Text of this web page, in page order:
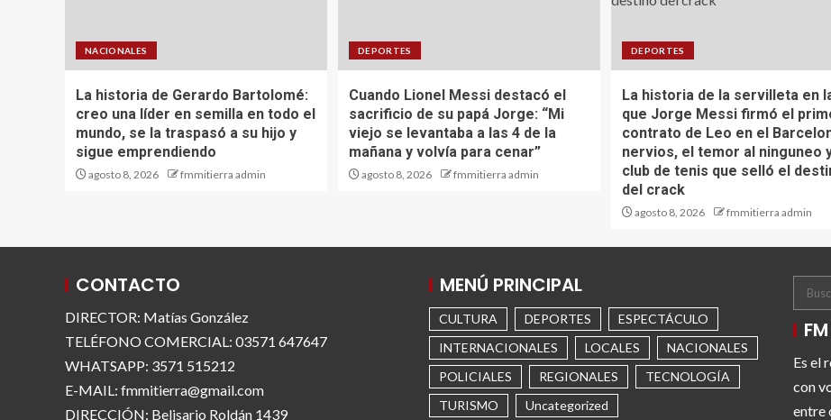
NACIONALES
La historia de Gerardo Bartolomé:
creo una líder en semilla en todo el
mundo, se la traspasó a su hijo y
sigue emprendiendo
agosto 8, 2026 fmmitierra admin
DEPORTES
Cuando Lionel Messi destacó el
sacrificio de su papá Jorge: “Mi
viejo se levantaba a las 4 de la
mañana y volvía para cenar”
agosto 8, 2026 fmmitierra admin
DEPORTES
La historia de la servilleta en
que Jorge Messi firmó el
contrato de Leo en el
nervios, el temor al ninguneo
club de tenis que selló el
del crack
agosto 8, 2026 fmmitierra admin
CONTACTO
DIRECTOR: Matías González
TELÉFONO COMERCIAL: 03571 647647
WHATSAPP: 3571 515212
E-MAIL: fmmitierra@gmail.com
DIRECCIÓN: Belisario Roldán 1439
MENÚ PRINCIPAL
CULTURA DEPORTES
ESPECTÁCULO
INTERNACIONALES
LOCALES
NACIONALES
POLICIALES
REGIONALES
TECNOLOGÍA
TURISMO
Uncategorized
Es el
con
entre